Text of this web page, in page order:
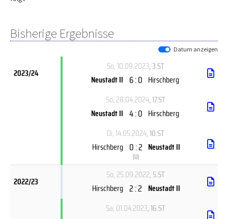
Bisherige Ergebnisse
Datum anzeigen
2023/24
So, 10.09.2023, 3.ST
Neustadt II 6 : 0 Hirschberg
So, 28.04.2024, 17.ST
Neustadt II 4 : 0 Hirschberg
Di, 14.05.2024, 10.ST
Hirschberg 0 : 2
(U)
Neustadt II
2022/23
So, 25.09.2022, 5.ST
Hirschberg 2 : 2 Neustadt II
Sa, 01.04.2023, 16.ST